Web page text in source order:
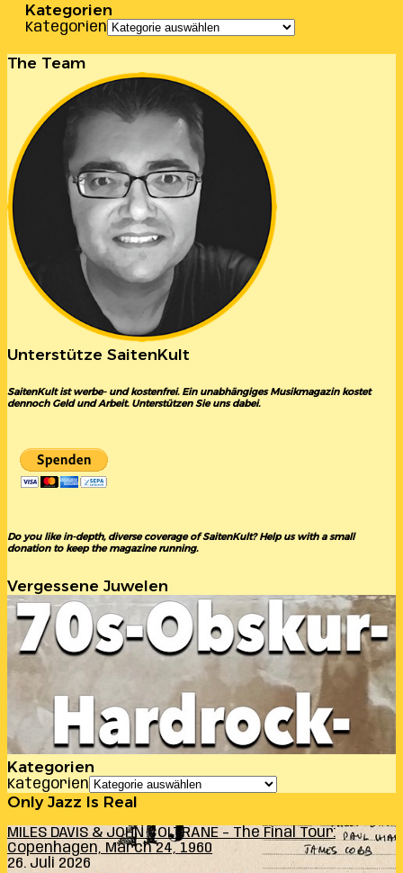
Kategorien
Kategorien
The Team
Unterstütze SaitenKult
SaitenKult ist werbe- und kostenfrei. Ein unabhängiges Musikmagazin kostet
dennoch Geld und Arbeit. Unterstützen Sie uns dabei.
Do you like in-depth, diverse coverage of SaitenKult? Help us with a small
donation to keep the magazine running.
Vergessene Juwelen
Kategorien
Kategorien
Only Jazz Is Real
MILES DAVIS & JOHN COLTRANE – The Final Tour:
Copenhagen, March 24, 1960
26. Juli 2026